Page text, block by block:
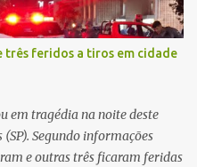
pelo computador para
Após realizar o
bloqueada por algumas
a vítima tentou
mas não obteve
três feridos a tiros em cidade
em tragédia na noite deste
Segundo informações
e outras três ficaram feridas